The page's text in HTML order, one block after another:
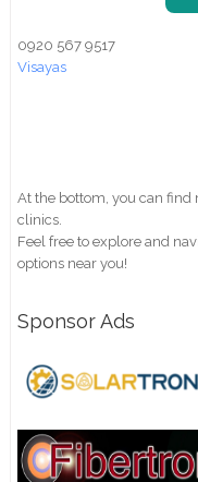
0920 567 9517
Visayas
At the bottom, you can find
clinics.
Feel free to explore and
options near you!
Sponsor Ads